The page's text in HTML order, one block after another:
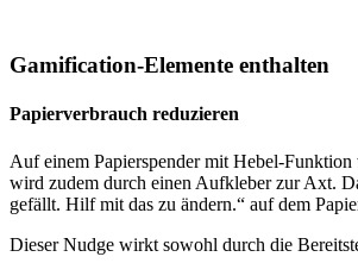
Gamification-Elemente enthalten
Papierverbrauch reduzieren
Auf einem Papierspender mit Hebel-Funktion
wird zudem durch einen Aufkleber zur Axt.
gefällt. Hilf mit das zu ändern.“ auf dem
Dieser Nudge wirkt sowohl durch die